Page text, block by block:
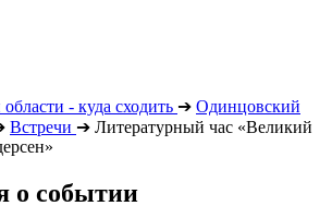
- куда сходить ➔ Одинцовский
Встречи ➔ Литературный час «Великий
о событии